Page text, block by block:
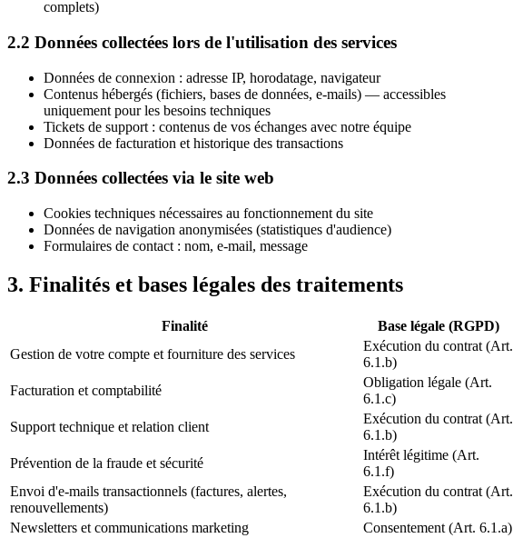
complets)
2.2 Données collectées lors de l'utilisation des services
Données de connexion : adresse IP, horodatage, navigateur
Contenus hébergés (fichiers, bases de données, e-mails) — accessibles
uniquement pour les besoins techniques
Tickets de support : contenus de vos échanges avec notre équipe
Données de facturation et historique des transactions
2.3 Données collectées via le site web
Cookies techniques nécessaires au fonctionnement du site
Données de navigation anonymisées (statistiques d'audience)
Formulaires de contact : nom, e-mail, message
3. Finalités et bases légales des traitements
Finalité
Base légale (RGPD)
Gestion de votre compte et fourniture des services
Exécution du contrat (Art.
6.1.b)
Facturation et comptabilité
Obligation légale (Art.
6.1.c)
Support technique et relation client
Exécution du contrat (Art.
6.1.b)
Prévention de la fraude et sécurité
Intérêt légitime (Art.
6.1.f)
Envoi d'e-mails transactionnels (factures, alertes,
renouvellements)
Exécution du contrat (Art.
6.1.b)
Newsletters et communications marketing
Consentement (Art. 6.1.a)